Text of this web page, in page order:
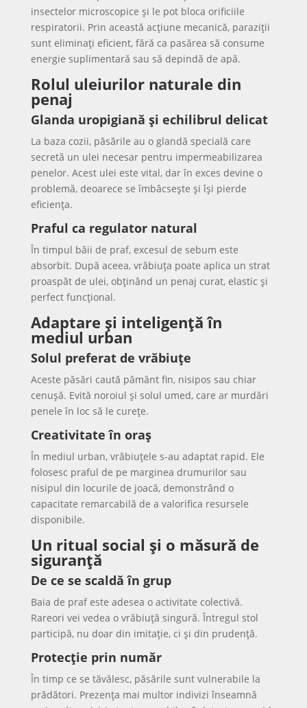
insectelor microscopice și le pot bloca orificiile
respiratorii. Prin această acțiune mecanică, paraziții
sunt eliminați eficient, fără ca pasărea să consume
energie suplimentară sau să depindă de apă.
Rolul uleiurilor naturale din
penaj
Glanda uropigiană și echilibrul delicat
La baza cozii, păsările au o glandă specială care
secretă un ulei necesar pentru impermeabilizarea
penelor. Acest ulei este vital, dar în exces devine o
problemă, deoarece se îmbâcsește și își pierde
eficiența.
Praful ca regulator natural
În timpul băii de praf, excesul de sebum este
absorbit. După aceea, vrăbiuța poate aplica un strat
proaspăt de ulei, obținând un penaj curat, elastic și
perfect funcțional.
Adaptare și inteligență în
mediul urban
Solul preferat de vrăbiuțe
Aceste păsări caută pământ fin, nisipos sau chiar
cenușă. Evită noroiul și solul umed, care ar murdări
penele în loc să le curețe.
Creativitate în oraș
În mediul urban, vrăbiuțele s-au adaptat rapid. Ele
folosesc praful de pe marginea drumurilor sau
nisipul din locurile de joacă, demonstrând o
capacitate remarcabilă de a valorifica resursele
disponibile.
Un ritual social și o măsură de
siguranță
De ce se scaldă în grup
Baia de praf este adesea o activitate colectivă.
Rareori vei vedea o vrăbiuță singură. Întregul stol
participă, nu doar din imitație, ci și din prudență.
Protecție prin număr
În timp ce se tăvălesc, păsările sunt vulnerabile la
prădători. Prezența mai multor indivizi înseamnă